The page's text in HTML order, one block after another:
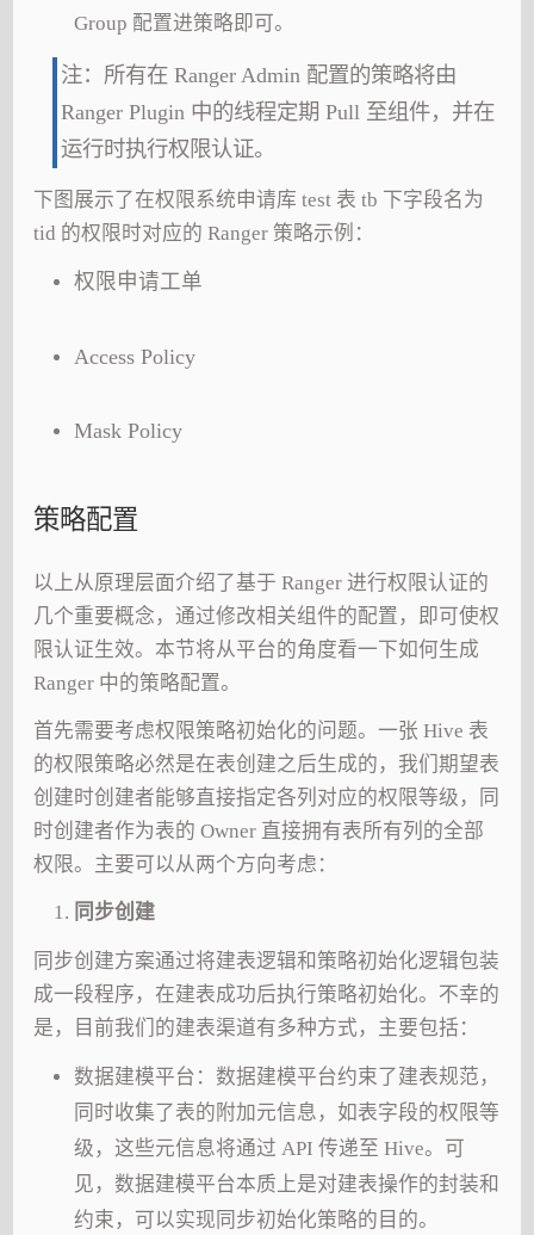
Group 配置进策略即可。
注：所有在 Ranger Admin 配置的策略将由
Ranger Plugin 中的线程定期 Pull 至组件，并在
运行时执行权限认证。
下图展示了在权限系统申请库 test 表 tb 下字段名为
tid 的权限时对应的 Ranger 策略示例：
权限申请工单
Access Policy
Mask Policy
策略配置
以上从原理层面介绍了基于 Ranger 进行权限认证的
几个重要概念，通过修改相关组件的配置，即可使权
限认证生效。本节将从平台的角度看一下如何生成
Ranger 中的策略配置。
首先需要考虑权限策略初始化的问题。一张 Hive 表
的权限策略必然是在表创建之后生成的，我们期望表
创建时创建者能够直接指定各列对应的权限等级，同
时创建者作为表的 Owner 直接拥有表所有列的全部
权限。主要可以从两个方向考虑：
同步创建
同步创建方案通过将建表逻辑和策略初始化逻辑包装
成一段程序，在建表成功后执行策略初始化。不幸的
是，目前我们的建表渠道有多种方式，主要包括：
数据建模平台：数据建模平台约束了建表规范，
同时收集了表的附加元信息，如表字段的权限等
级，这些元信息将通过 API 传递至 Hive。可
见，数据建模平台本质上是对建表操作的封装和
约束，可以实现同步初始化策略的目的。